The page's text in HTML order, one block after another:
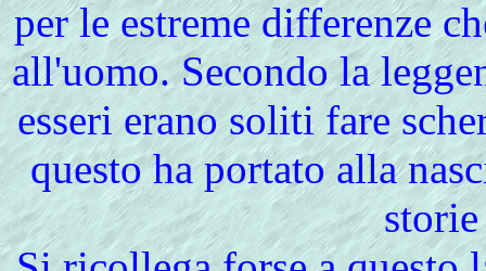
per le estreme differenze
all'uomo. Secondo la
esseri erano soliti fare
questo ha portato alla